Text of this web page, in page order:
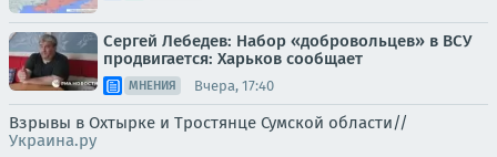
Сергей Лебедев: Набор «добровольцев» в ВСУ
продвигается: Харьков сообщает
МНЕНИЯ Вчера, 17:40
Взрывы в Охтырке и Тростянце Сумской области//
Украина.ру